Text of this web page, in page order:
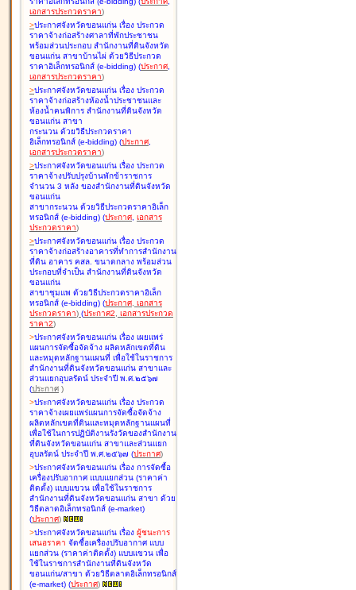
เอกสารประกวดราคา)
>ประกาศจังหวัดขอนแก่น เรื่อง ประกวด
ราคาจ้างก่อสร้างศาลาที่พักประชาชน
พร้อมส่วนประกอบ สำนักงานที่ดินจังหวัด
ขอนแก่น สาขาบ้านไผ่ ด้วยวิธีประกวด
ราคาอิเล็กทรอนิกส์ (e-bidding) (ประกาศ,
เอกสารประกวดราคา)
>ประกาศจังหวัดขอนแก่น เรื่อง ประกวด
ราคาจ้างก่อสร้างห้องน้ำประชาชนและ
ห้องน้ำคนพิการ สำนักงานที่ดินจังหวัด
ขอนแก่น สาขา
กระนวน ด้วยวิธีประกวดราคา
อิเล็กทรอนิกส์ (e-bidding) (ประกาศ,
เอกสารประกวดราคา)
>ประกาศจังหวัดขอนแก่น เรื่อง ประกวด
ราคาจ้างปรับปรุงบ้านพักข้าราชการ
จำนวน 3 หลัง ของสำนักงานที่ดินจังหวัด
ขอนแก่น
สาขากระนวน ด้วยวิธีประกวดราคาอิเล็ก
ทรอนิกส์ (e-bidding) (ประกาศ, เอกสาร
ประกวดราคา)
>ประกาศจังหวัดขอนแก่น เรื่อง ประกวด
ราคาจ้างก่อสร้างอาคารที่ทำการสำนักงาน
ที่ดิน อาคาร คสล. ขนาดกลาง พร้อมส่วน
ประกอบที่จำเป็น สำนักงานที่ดินจังหวัด
ขอนแก่น
สาขาชุมแพ ด้วยวิธีประกวดราคาอิเล็ก
ทรอนิกส์ (e-bidding) (ประกาศ, เอกสาร
ประกวดราคา) (ประกาศ2, เอกสารประกวด
ราคา2)
>ประกาศจังหวัดขอนแก่น เรื่อง เผยแพร่
แผนการจัดซื้อจัดจ้าง ผลิตหลักเขตที่ดิน
และหมุดหลักฐานแผนที่ เพื่อใช้ในราชการ
สำนักงานที่ดินจังหวัดขอนแก่น สาขาและ
ส่วนแยกอุบลรัตน์ ประจำปี พ.ศ.๒๕๖๗
(ประกาศ )
>ประกาศจังหวัดขอนแก่น เรื่อง ประกวด
ราคาจ้างเผยแพร่แผนการจัดซื้อจัดจ้าง
ผลิตหลักเขตที่ดินและหมุดหลักฐานแผนที่
เพื่อใช้ในการปฏิบัติงานรังวัดของสำนักงาน
ที่ดินจังหวัดขอนแก่น สาขาและส่วนแยก
อุบลรัตน์ ประจำปี พ.ศ.๒๕๖๗ (ประกาศ)
>ประกาศจังหวัดขอนแก่น เรื่อง การจัดซื้อ
เครื่องปรับอากาศ แบบแยกส่วน (ราคาค่า
ติดตั้ง) แบบแขวน เพื่อใช้ในราชการ
สำนักงานที่ดินจังหวัดขอนแก่น สาขา ด้วย
วิธีตลาดอิเล็กทรอนิกส์ (e-market)
(ประกาศ)
>ประกาศจังหวัดขอนแก่น เรื่อง ผู้ชนะการ
เสนอราคา จัดซื้อเครื่องปรับอากาศ แบบ
แยกส่วน (ราคาค่าติดตั้ง) แบบแขวน เพื่อ
ใช้ในราชการสำนักงานที่ดินจังหวัด
ขอนแก่น/สาขา ด้วยวิธีตลาดอิเล็กทรอนิกส์
(e-market) (ประกาศ)